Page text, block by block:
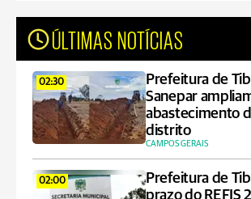
ÚLTIMAS NOTÍCIAS
02:30
Prefeitura de
Sanepar
abastecimento
distrito
CAMPOS GERAIS
02:00
Prefeitura de
prazo do REFIS